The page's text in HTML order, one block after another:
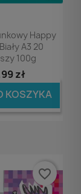
Happy
A3 20
100g
zł
KOSZYKA
favorite_border